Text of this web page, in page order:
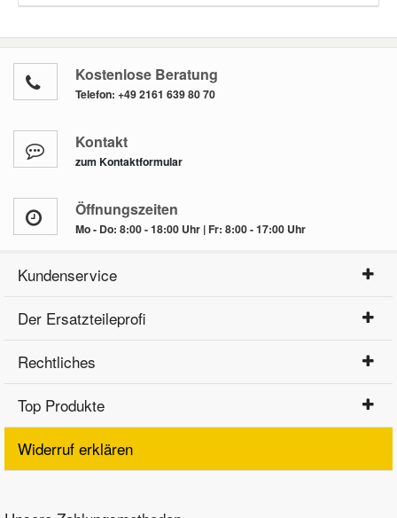
Kostenlose Beratung
Telefon: +49 2161 639 80 70
Kontakt
zum Kontaktformular
Öffnungszeiten
Mo - Do: 8:00 - 18:00 Uhr | Fr: 8:00 - 17:00 Uhr
Kundenservice
Der Ersatzteileprofi
Rechtliches
Top Produkte
Widerruf erklären